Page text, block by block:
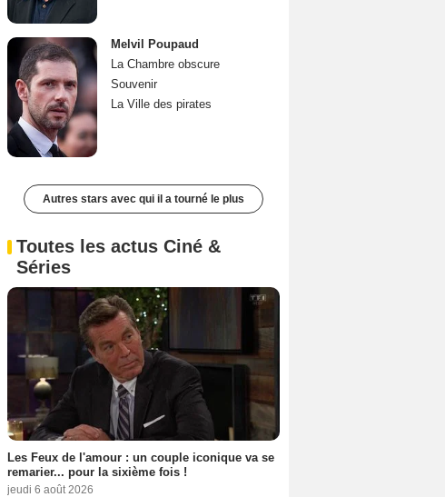
Melvil Poupaud
La Chambre obscure
Souvenir
La Ville des pirates
Autres stars avec qui il a tourné le plus
Toutes les actus Ciné &
Séries
Les Feux de l'amour : un couple iconique va se
remarier... pour la sixième fois !
jeudi 6 août 2026